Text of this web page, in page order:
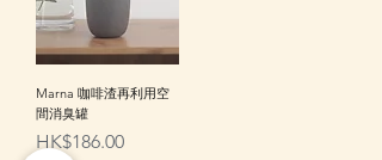
Marna 咖啡渣再利用空
間消臭罐
價格
HK$186.00